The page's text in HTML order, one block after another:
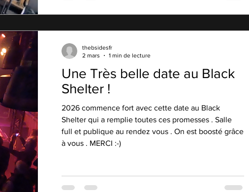
Une Très belle date au Black
Shelter !
2026 commence fort avec cette date au Black
Shelter qui a remplie toutes ces promesses . Salle
full et publique au rendez vous . On est boosté grâce
à vous . MERCI :-)
thebsidesfr
2 mars
1 min de lecture